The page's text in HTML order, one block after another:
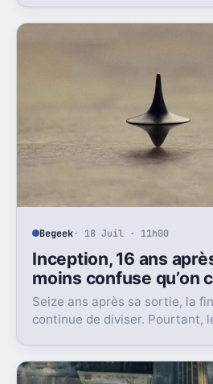
Begeek· 18 Juil · 11h00
Inception, 16 ans
moins confuse qu’on
Seize ans après sa sortie, la
continue de diviser. Pourtant,